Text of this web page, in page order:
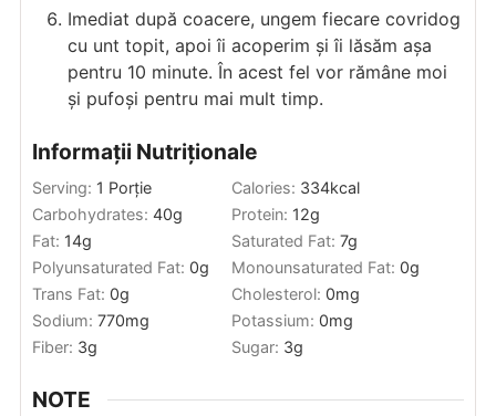
Imediat după coacere, ungem fiecare covridog
cu unt topit, apoi îi acoperim și îi lăsăm așa
pentru 10 minute. În acest fel vor rămâne moi
și pufoși pentru mai mult timp.
Informații Nutriționale
Serving: 1 Porție Calories: 334kcal
Carbohydrates: 40g Protein: 12g
Fat: 14g Saturated Fat: 7g
Polyunsaturated Fat: 0g Monounsaturated Fat: 0g
Trans Fat: 0g Cholesterol: 0mg
Sodium: 770mg Potassium: 0mg
Fiber: 3g Sugar: 3g
NOTE